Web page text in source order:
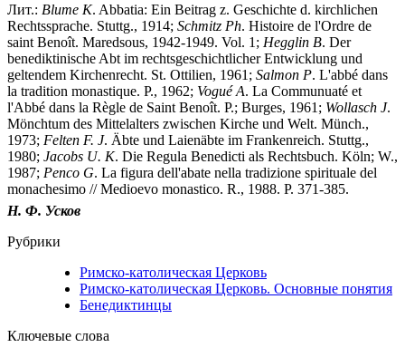
Лит.: Blume K. Abbatia: Ein Beitrag z. Geschichte d. kirchlichen
Rechtssprache. Stuttg., 1914; Schmitz Ph. Histoire de l'Ordre de
saint Benoît. Maredsous, 1942-1949. Vol. 1; Hegglin B. Der
benediktinische Abt im rechtsgeschichtlicher Entwicklung und
geltendem Kirchenrecht. St. Ottilien, 1961; Salmon P. L'abbé dans
la tradition monastique. P., 1962; VoguéA. La Communuaté et
l'Abbé dans la Règle de Saint Benoît. P.; Burges, 1961; Wollasch J.
Mönchtum des Mittelalters zwischen Kirche und Welt. Münch.,
1973; Felten F. J. Äbte und Laienäbte im Frankenreich. Stuttg.,
1980; Jacobs U. K. Die Regula Benedicti als Rechtsbuch. Köln; W.,
1987; Penco G. La figura dell'abate nella tradizione spirituale del
monachesimo // Medioevo monastico. R., 1988. P. 371-385.
Н. Ф. Усков
Рубрики
Римско-католическая Церковь
Римско-католическая Церковь. Основные понятия
Бенедиктинцы
Ключевые слова